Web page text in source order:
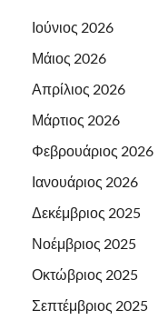
Ιούνιος 2026
Μάιος 2026
Απρίλιος 2026
Μάρτιος 2026
Φεβρουάριος 2026
Ιανουάριος 2026
Δεκέμβριος 2025
Νοέμβριος 2025
Οκτώβριος 2025
Σεπτέμβριος 2025